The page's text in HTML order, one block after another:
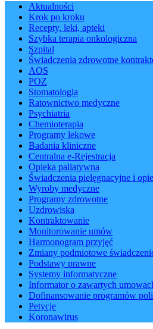
Aktualności
Krok po kroku
Recepty, leki, apteki
Szybka terapia onkologiczna
Szpital
Świadczenia zdrowotne
AOS
POZ
Stomatologia
Ratownictwo medyczne
Psychiatria
Chemioterapia
Programy lekowe
Badania kliniczne
Centralna e-Rejestracja
Opieka paliatywna
Świadczenia pielęgnacyjne i
Wyroby medyczne
Programy zdrowotne
Uzdrowiska
Kontraktowanie
Monitorowanie umów
Harmonogram przyjęć
Zmiany podmiotowe
Podstawy prawne
Systemy informatyczne
Informator o zawartych
Dofinansowanie programów
Petycje
Koronawirus